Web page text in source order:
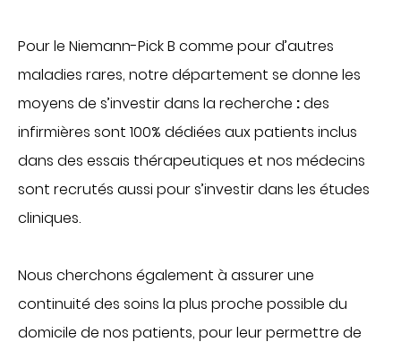
Pour le Niemann-Pick B comme pour d’autres
maladies rares, notre département se donne les
moyens de s’investir dans la recherche :des
infirmières sont 100% dédiées aux patients inclus
dans des essais thérapeutiques et nos médecins
sont recrutés aussi pour s’investir dans les études
cliniques.
Nous cherchons également à assurer une
continuité des soins la plus proche possible du
domicile de nos patients, pour leur permettre de